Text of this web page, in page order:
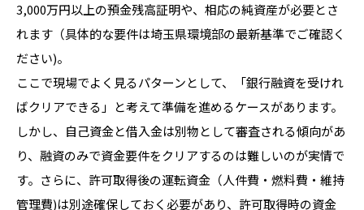
3,000万円以上の預金残高証明や、相応の純資産が必要とさ
れます（具体的な要件は埼玉県環境部の最新基準でご確認く
ださい)。
ここで現場でよく見るパターンとして、「銀行融資を受けれ
ばクリアできる」と考えて準備を進めるケースがあります。
しかし、自己資金と借入金は別物として審査される傾向があ
り、融資のみで資金要件をクリアするのは難しいのが実情で
す。さらに、許可取得後の運転資金（人件費・燃料費・維持
管理費)は別途確保しておく必要があり、許可取得時の資金